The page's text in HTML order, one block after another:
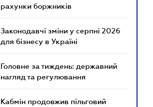
рахунки боржників
Законодавчі зміни у серпні 2026
для бізнесу в Україні
Головне за тиждень: державний
нагляд та регулювання
Кабмін продовжив пільговий